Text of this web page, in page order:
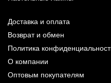
Доставка и оплата
Возврат и обмен
Политика
О компании
Оптовым покупателям